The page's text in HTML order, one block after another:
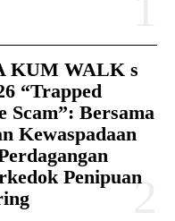
KUM WALK s
“Trapped
Scam”: Bersama
Kewaspadaan
Penipuan